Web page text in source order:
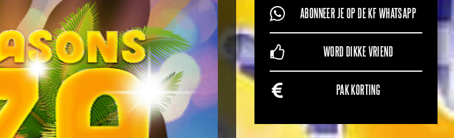
ABONNEER JE OP DE KF WHATSAPP
WORD DIKKE VRIEND
PAK KORTING